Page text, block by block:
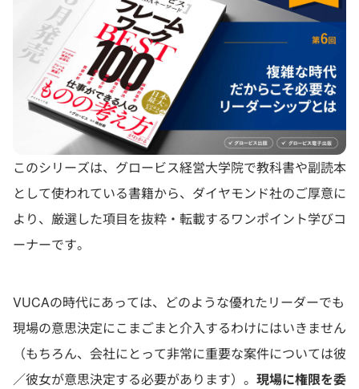
このシリーズは、グロービス経営大学院で教科書や副読本
として使われている書籍から、ダイヤモンド社のご厚意に
より、厳選した項目を抜粋・転載するワンポイント学びコ
ーナーです。
VUCAの時代にあっては、どのような優れたリーダーでも
現場の意思決定にこまごまと介入するわけにはいきません
（もちろん、会社にとって非常に重要な案件については彼
／彼女が意思決定する必要があります）。 現場に権限を委